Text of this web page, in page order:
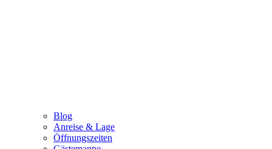
Blog
Anreise & Lage
Öffnungszeiten